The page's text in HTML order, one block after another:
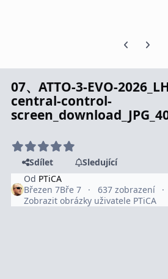
Předchozí
Další
07、ATTO-3-EVO-
central-control-
Sdílet
Sledující
Od PTiCA
Březen 7Bře 7
637 zobrazení
Zobrazit obrázky uživatele PTiCA